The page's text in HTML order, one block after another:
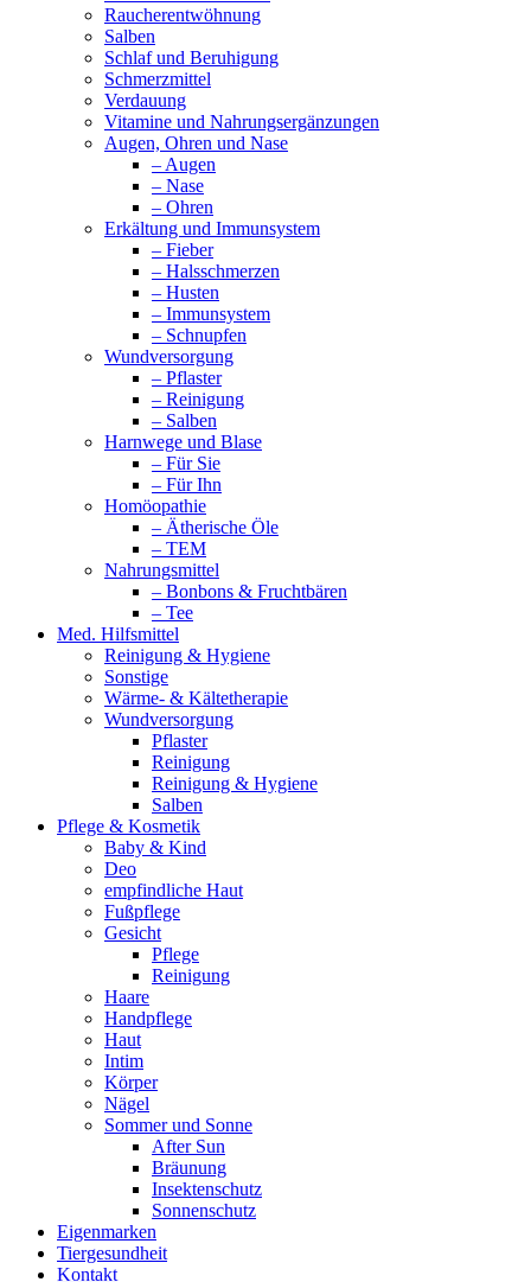
Raucherentwöhnung
Salben
Schlaf und Beruhigung
Schmerzmittel
Verdauung
Vitamine und Nahrungsergänzungen
Augen, Ohren und Nase
– Augen
– Nase
– Ohren
Erkältung und Immunsystem
– Fieber
– Halsschmerzen
– Husten
– Immunsystem
– Schnupfen
Wundversorgung
– Pflaster
– Reinigung
– Salben
Harnwege und Blase
– Für Sie
– Für Ihn
Homöopathie
– Ätherische Öle
– TEM
Nahrungsmittel
– Bonbons & Fruchtbären
– Tee
Med. Hilfsmittel
Reinigung & Hygiene
Sonstige
Wärme- & Kältetherapie
Wundversorgung
Pflaster
Reinigung
Reinigung & Hygiene
Salben
Pflege & Kosmetik
Baby & Kind
Deo
empfindliche Haut
Fußpflege
Gesicht
Pflege
Reinigung
Haare
Handpflege
Haut
Intim
Körper
Nägel
Sommer und Sonne
After Sun
Bräunung
Insektenschutz
Sonnenschutz
Eigenmarken
Tiergesundheit
Kontakt